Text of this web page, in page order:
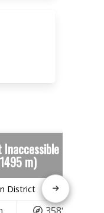
Inaccessible
m)
District